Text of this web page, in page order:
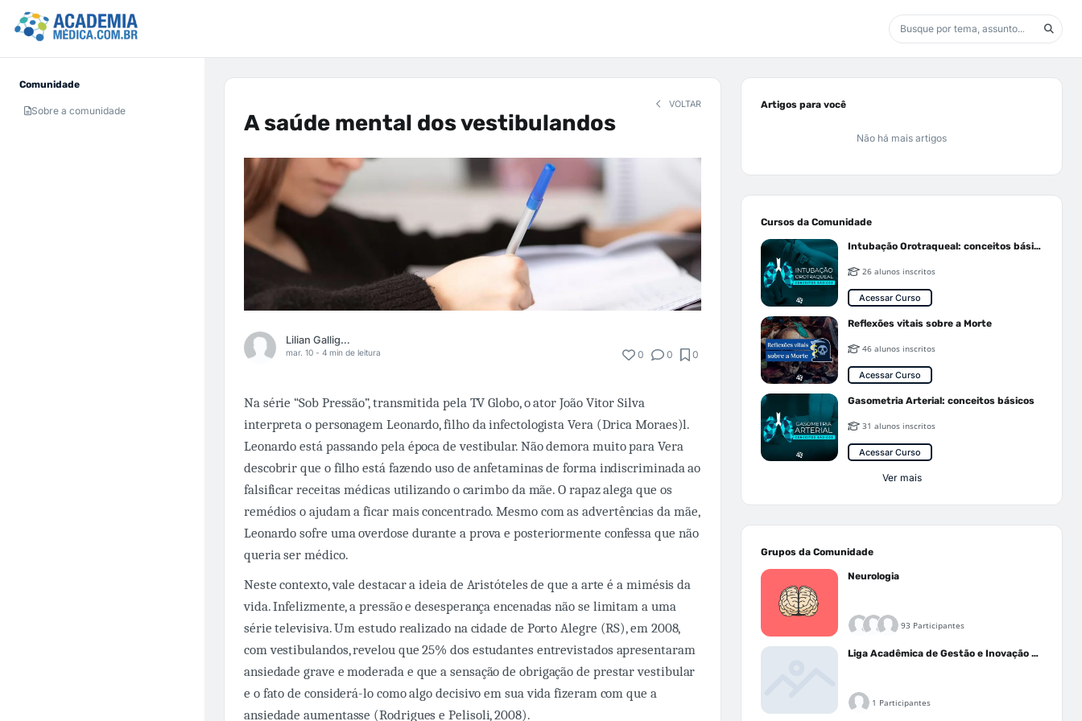
Comunidade
Sobre a comunidade
VOLTAR
A saúde mental dos vestibulandos
Lilian Galligani
mar. 10 - 4 min de leitura 0 0 0
Na série “Sob Pressão”, transmitida pela TV Globo, o ator João Vitor Silva
interpreta o personagem Leonardo, filho da infectologista Vera (Drica Moraes)l.
Leonardo está passando pela época de vestibular. Não demora muito para Vera
descobrir que o filho está fazendo uso de anfetaminas de forma indiscriminada ao
falsificar receitas médicas utilizando o carimbo da mãe. O rapaz alega que os
remédios o ajudam a ficar mais concentrado. Mesmo com as advertências da mãe,
Leonardo sofre uma overdose durante a prova e posteriormente confessa que não
queria ser médico.
Neste contexto, vale destacar a ideia de Aristóteles de que a arte é a mimésis da
vida. Infelizmente, a pressão e desesperança encenadas não se limitam a uma
série televisiva. Um estudo realizado na cidade de Porto Alegre (RS), em 2008,
com vestibulandos, revelou que 25% dos estudantes entrevistados apresentaram
ansiedade grave e moderada e que a sensação de obrigação de prestar vestibular
e o fato de considerá-lo como algo decisivo em sua vida fizeram com que a
ansiedade aumentasse (Rodrigues e Pelisoli, 2008).
Artigos para você
Não há mais artigos
Cursos da Comunidade
Intubação Orotraqueal: conceitos básicos
26 alunos inscritos
Acessar Curso
Reflexões vitais sobre a Morte
46 alunos inscritos
Acessar Curso
Gasometria Arterial: conceitos básicos
31 alunos inscritos
Acessar Curso
Ver mais
Grupos da Comunidade
Neurologia
93 Participantes
Liga Acadêmica de Gestão e Inovação Médica - LAGIM
1 Participantes